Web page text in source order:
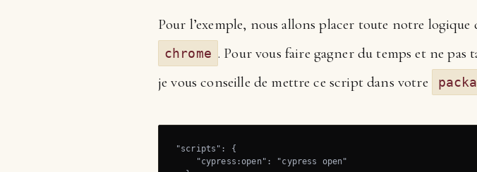
Pour l’exemple, nous allons placer toute notre logique
chrome . Pour vous faire gagner du temps et ne pas
je vous conseille de mettre ce script dans votre
"scripts": {
    "cypress:open": "cypress open"